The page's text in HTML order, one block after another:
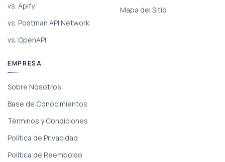
vs. Apify
vs. Postman API Network
vs. OpenAPI
Mapa del Sitio
EMPRESA
Sobre Nosotros
Base de Conocimientos
Términos y Condiciones
Política de Privacidad
Política de Reembolso